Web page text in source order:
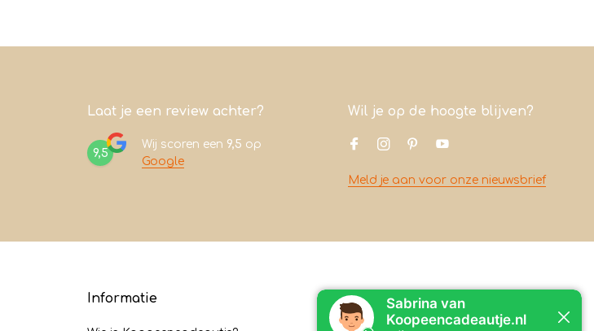
Laat je een review achter?
9,5
Wij scoren een 9,5 op
Google
Wil je op de hoogte blijven?
Meld je aan voor onze nieuwsbrief
Informatie Contact